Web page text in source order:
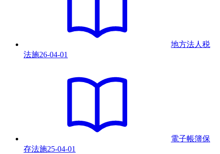
地方法人税
法施26-04-01
電子帳簿保
存法施25-04-01